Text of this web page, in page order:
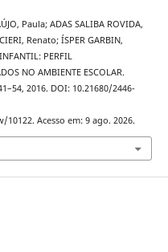
Paula; ADAS SALIBA ROVIDA,
Renato; ÍSPER GARBIN,
PERFIL
NO AMBIENTE ESCOLAR.
2016. DOI: 10.21680/2446-
Acesso em: 9 ago. 2026.